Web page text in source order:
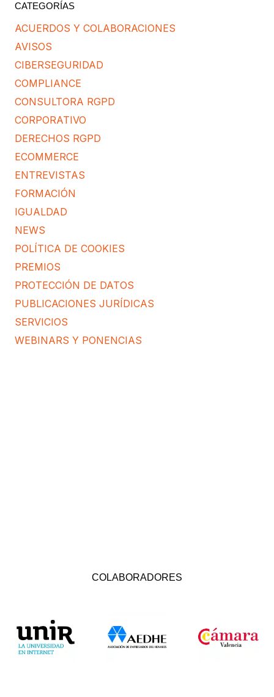
CATEGORÍAS
ACUERDOS Y COLABORACIONES
AVISOS
CIBERSEGURIDAD
COMPLIANCE
CONSULTORA RGPD
CORPORATIVO
DERECHOS RGPD
ECOMMERCE
ENTREVISTAS
FORMACIÓN
IGUALDAD
NEWS
POLÍTICA DE COOKIES
PREMIOS
PROTECCIÓN DE DATOS
PUBLICACIONES JURÍDICAS
SERVICIOS
WEBINARS Y PONENCIAS
COLABORADORES